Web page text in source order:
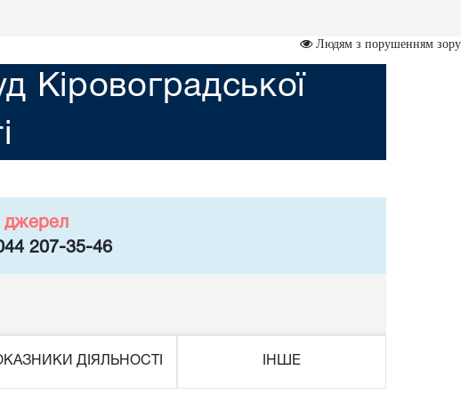
Людям з порушенням зору
Кіровоградської
джерел
207-35-46
ДІЯЛЬНОСТІ ІНШЕ